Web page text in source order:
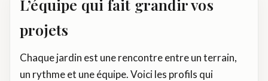
L’équipe qui fait grandir vos
projets
Chaque jardin est une rencontre entre un terrain,
un rythme et une équipe. Voici les profils qui